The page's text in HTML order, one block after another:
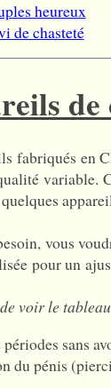
heureux
de chasteté
de
fabriqués
variable.
vous
pour un
voir le
sans
du pénis